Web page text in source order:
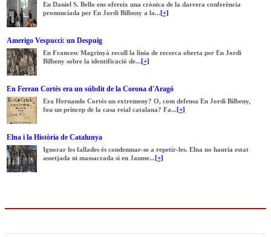
En Daniel S. Bello ens ofereix una crònica de la darrera conferència
pronunciada per En Jordi Bilbeny a la... [+]
Amerigo Vespucci: un Despuig
En Francesc Magrinyà recull la línia de recerca oberta per En Jordi
Bilbeny sobre la identificació de... [+]
En Ferran Cortès era un súbdit de la Corona d'Aragó
Era Hernando Cortès un extremeny? O, com defensa En Jordi Bilbeny,
fou un príncep de la casa reial catalana? Fa... [+]
Elna i la Història de Catalunya
Ignorar les fallades és condemnar-se a repetir-les. Elna no hauria estat
assetjada ni massacrada si en Jaume... [+]